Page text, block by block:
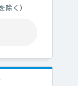
セキュリティ対策
く）